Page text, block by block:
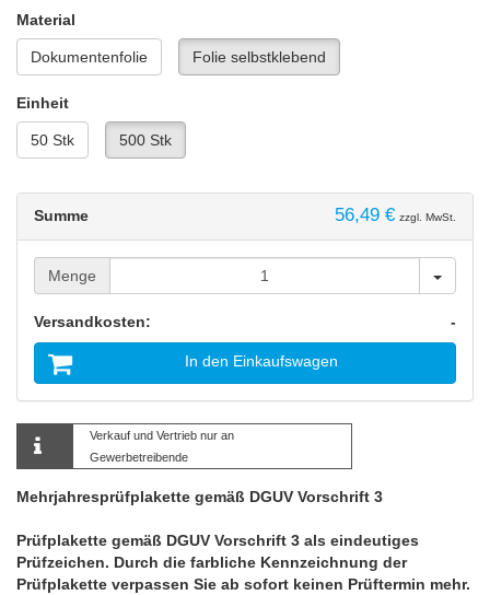
Material
Dokumentenfolie Folie selbstklebend
Einheit
50 Stk 500 Stk
Summe 56,49 € zzgl. MwSt.
Menge Menge
Versandkosten: -
In den Einkaufswagen
Verkauf und Vertrieb nur an
Gewerbetreibende
Mehrjahresprüfplakette gemäß DGUV Vorschrift 3
Prüfplakette gemäß DGUV Vorschrift 3 als eindeutiges
Prüfzeichen. Durch die farbliche Kennzeichnung der
Prüfplakette verpassen Sie ab sofort keinen Prüftermin mehr.